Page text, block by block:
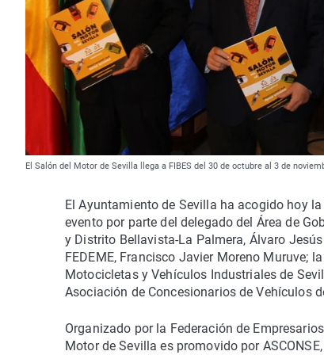
El Salón del Motor de Sevilla llega a FIBES del 30 de octubre al 3 de
El Ayuntamiento de Sevilla ha acogido hoy
evento por parte del delegado del Área de
y Distrito Bellavista-La Palmera, Álvaro
FEDEME, Francisco Javier Moreno Muruve;
Motocicletas y Vehículos Industriales de
Asociación de Concesionarios de Vehículos
Organizado por la Federación de
Motor de Sevilla es promovido por